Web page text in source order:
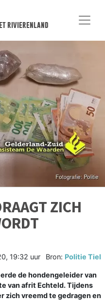
rivierenland
ZICH
19:32 uur Bron: Politie Tiel
de hondengeleider van
van afrit Echteld. Tijdens
zich vreemd te gedragen en